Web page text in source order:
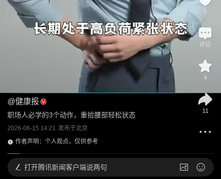
@健康报
职场人必学的3个动作，重拾腰部轻松状态
2026-06-15 14:21 发布于北京
作者声明：个人观点，仅供参考
5
评论
4
11
打开腾讯新闻客户端说两句